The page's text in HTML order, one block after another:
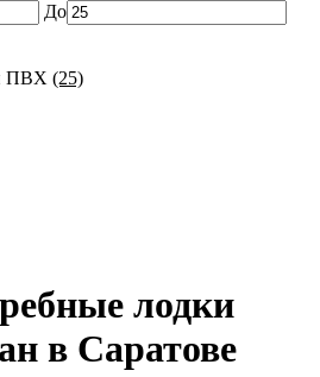
До
ПВХ (25)
лодки
в Саратове